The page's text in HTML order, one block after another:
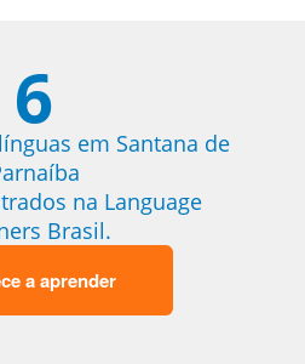
6
em Santana de
na Language
Brasil.
a aprender